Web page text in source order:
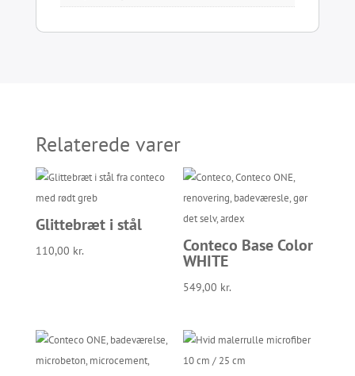
Relaterede varer
Glittebræt i stål
110,00 kr. Conteco Base Color
WHITE
549,00 kr.